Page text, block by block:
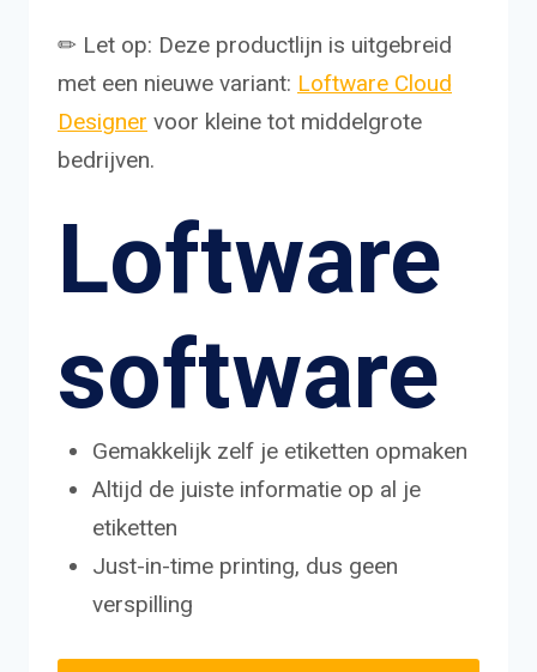
✏ Let op: Deze productlijn is uitgebreid
met een nieuwe variant: Loftware Cloud
Designer voor kleine tot middelgrote
bedrijven.
Loftware
software
Gemakkelijk zelf je etiketten opmaken
Altijd de juiste informatie op al je
etiketten
Just-in-time printing, dus geen
verspilling